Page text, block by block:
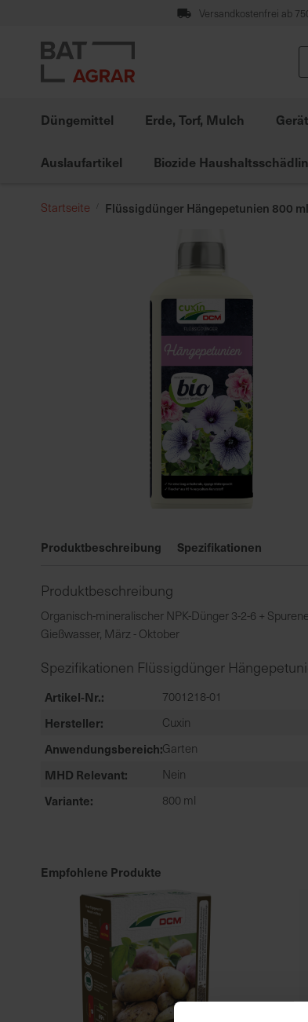
springen
Versandkostenfrei ab
Düngemittel Erde, Torf, Mulch
Auslaufartikel Biozide
Startseite Flüssigdünger Hängepetunien 800 ml
der
springen
Produktbeschreibung Spezifikationen
Produktbeschreibung
Organisch-mineralischer NPK-Dünger 3-2-6 +
Gießwasser, März - Oktober
Spezifikationen Flüssigdünger
Artikel-Nr. 7001218-01
Hersteller Cuxin
Anwendungsbereich Garten
MHD Relevant Nein
Variante 800 ml
Empfohlene Produkte